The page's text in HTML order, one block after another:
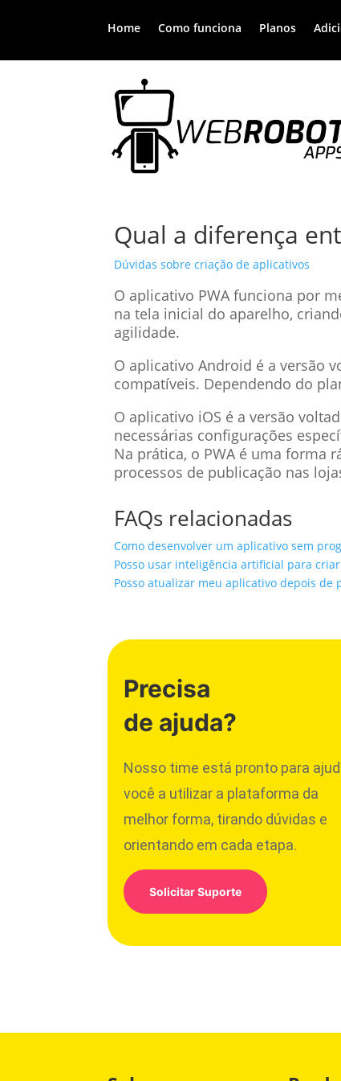
Home Como funciona Planos
Qual a diferença
Dúvidas sobre criação de aplicativos
O aplicativo PWA funciona por
na tela inicial do aparelho,
agilidade.
O aplicativo Android é a versão
compatíveis. Dependendo do
O aplicativo iOS é a versão
necessárias configurações
Na prática, o PWA é uma forma
processos de publicação nas
FAQs relacionadas
Como desenvolver um aplicativo sem
Posso usar inteligência artificial para
Posso atualizar meu aplicativo depois de
Precisa
de ajuda?
Nosso time está pronto para
você a utilizar a plataforma da
melhor forma, tirando dúvidas e
orientando em cada etapa.
Solicitar Suporte